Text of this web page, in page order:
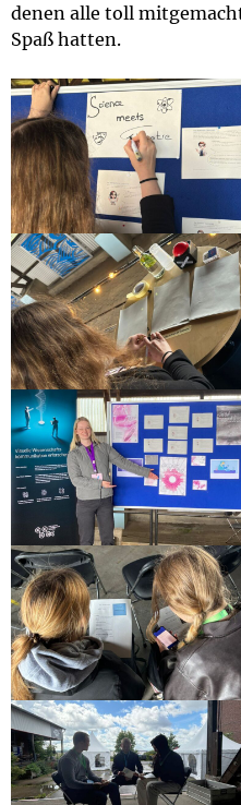
denen alle toll
Spaß hatten.